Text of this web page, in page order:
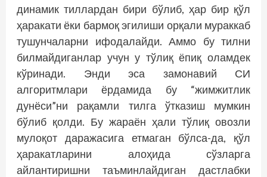
динамик тиллардан бири бўлиб, ҳар бир қўл
ҳаракати ёки бармоқ эгилиши орқали мураккаб
тушунчаларни ифодалайди. Аммо бу тилни
билмайдиганлар учун у тўлиқ ёпиқ оламдек
кўринади. Энди эса замонавий СИ
алгоритмлари ёрдамида бу “жимжитлик
дунёси”ни рақамли тилга ўтказиш мумкин
бўлиб қолди. Бу жараён ҳали тўлиқ овозли
мулоқот даражасига етмаган бўлса-да, қўл
ҳаракатларини алоҳида сўзларга
айлантиришни таъминлайдиган дастлабки